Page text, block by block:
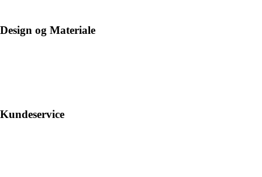
Design og Materiale
Kundeservice